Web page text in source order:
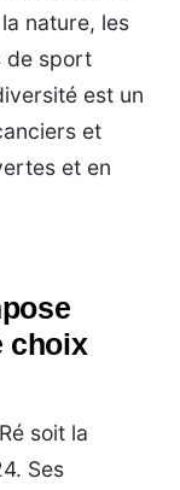
nature, les
de sport
est un
et
et en
choix
soit la
Ses